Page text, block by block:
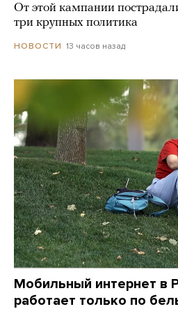
От этой кампании
три крупных политика
НОВОСТИ 13 часов назад
Мобильный интернет в
работает только по